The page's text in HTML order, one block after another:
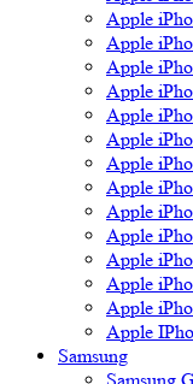
Apple
Apple
Apple
Apple
Apple
Apple
Apple
Apple
Apple
Apple
Apple
Apple
Apple
Apple
Samsung